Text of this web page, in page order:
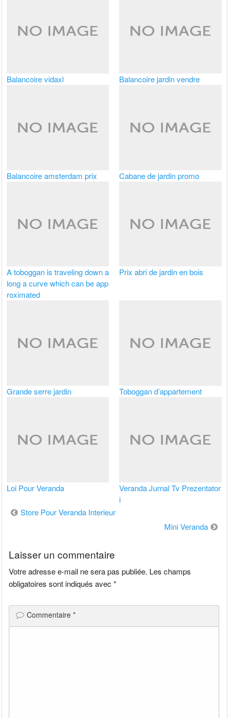
Balancoire vidaxl Balancoire jardin vendre
Balancoire amsterdam prix Cabane de jardin promo
A toboggan is traveling down a
long a curve which can be app
roximated
Prix abri de jardin en bois
Grande serre jardin Toboggan d’appartement
Loi Pour Veranda
Veranda Jurnal Tv Prezentator
i
Navigation
Store Pour Veranda Interieur
Mini Veranda
Laisser un commentaire
Votre adresse e-mail ne sera pas publiée. Les champs
obligatoires sont indiqués avec*
Commentaire*